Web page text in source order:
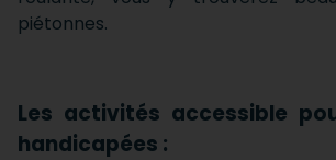
piétonnes.
Les activités accessible
handicapées :